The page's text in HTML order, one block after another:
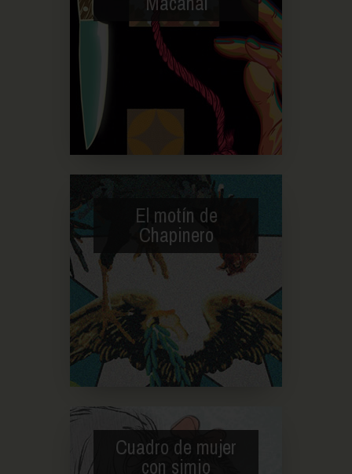
El motín de
Chapinero
Cuadro de mujer
con simio